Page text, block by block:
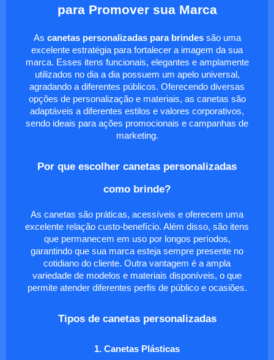
para Promover sua Marca
As canetas personalizadas para brindessão uma
excelente estratégia para fortalecer a imagem da sua
marca. Esses itens funcionais, elegantes e amplamente
utilizados no dia a dia possuem um apelo universal,
agradando a diferentes públicos. Oferecendo diversas
opções de personalização e materiais, as canetas são
adaptáveis a diferentes estilos e valores corporativos,
sendo ideais para ações promocionais e campanhas de
marketing.
Por que escolher canetas personalizadas
como brinde?
As canetas são práticas, acessíveis e oferecem uma
excelente relação custo-benefício. Além disso, são itens
que permanecem em uso por longos períodos,
garantindo que sua marca esteja sempre presente no
cotidiano do cliente. Outra vantagem é a ampla
variedade de modelos e materiais disponíveis, o que
permite atender diferentes perfis de público e ocasiões.
Tipos de canetas personalizadas
1. Canetas Plásticas